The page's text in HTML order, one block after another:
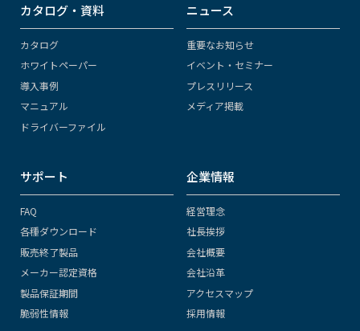
カタログ・資料
カタログ
ホワイトペーパー
導入事例
マニュアル
ドライバーファイル
ニュース
重要なお知らせ
イベント・セミナー
プレスリリース
メディア掲載
サポート
FAQ
各種ダウンロード
販売終了製品
メーカー認定資格
製品保証期間
脆弱性情報
企業情報
経営理念
社長挨拶
会社概要
会社沿革
アクセスマップ
採用情報